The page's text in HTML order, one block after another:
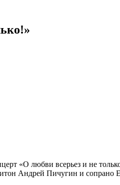
«О любви всерьез и не
Андрей Пичугин и сопрано